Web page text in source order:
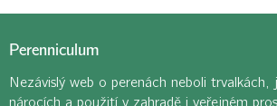
Perenniculum
Nezávislý web o perenách neboli trvalkách,
nárocích a použití v zahradě i veřejném